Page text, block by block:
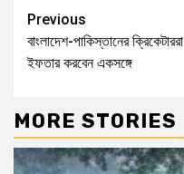
Previous
বাংলাদেশ-পাকিস্তানের ক্রিকেটাররা
ইফতার করবেন একসঙ্গে
MORE STORIES